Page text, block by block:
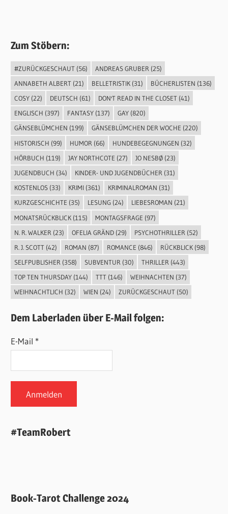
Zum Stöbern:
#ZURÜCKGESCHAUT(56) ANDREAS GRUBER (25)
ANNABETH ALBERT(21) BELLETRISTIK(31) BÜCHERLISTEN (136)
COSY(22) DEUTSCH (61) DON'T READ IN THE CLOSET(41)
ENGLISCH (397) FANTASY(137) GAY(820)
GÄNSEBLÜMCHEN (199) GÄNSEBLÜMCHEN DER WOCHE (220)
HISTORISCH (99) HUMOR (66) HUNDEBEGEGNUNGEN (32)
HÖRBUCH (119) JAY NORTHCOTE (27) JO NESBØ(23)
JUGENDBUCH (34) KINDER- UND JUGENDBÜCHER (31)
KOSTENLOS(33) KRIMI(361) KRIMINALROMAN (31)
KURZGESCHICHTE (35) LESUNG(24) LIEBESROMAN (21)
MONATSRÜCKBLICK(115) MONTAGSFRAGE (97)
N. R. WALKER (23) OFELIA GRÄND(29) PSYCHOTHRILLER (52)
R. J. SCOTT(42) ROMAN (87) ROMANCE (846) RÜCKBLICK(98)
SELFPUBLISHER (358) SUBVENTUR (30) THRILLER (443)
TOP TEN THURSDAY(144) TTT(146) WEIHNACHTEN (37)
WEIHNACHTLICH (32) WIEN (24) ZURÜCKGESCHAUT(50)
Dem Laberladen über E-Mail folgen:
E-Mail *
#TeamRobert
Book-Tarot Challenge 2024